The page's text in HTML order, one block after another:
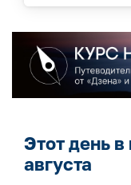
Этот день
августа